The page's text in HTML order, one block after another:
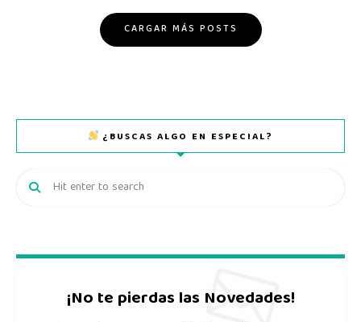
CARGAR MÁS POSTS
¿BUSCAS ALGO EN ESPECIAL?
¡No te pierdas las Novedades!